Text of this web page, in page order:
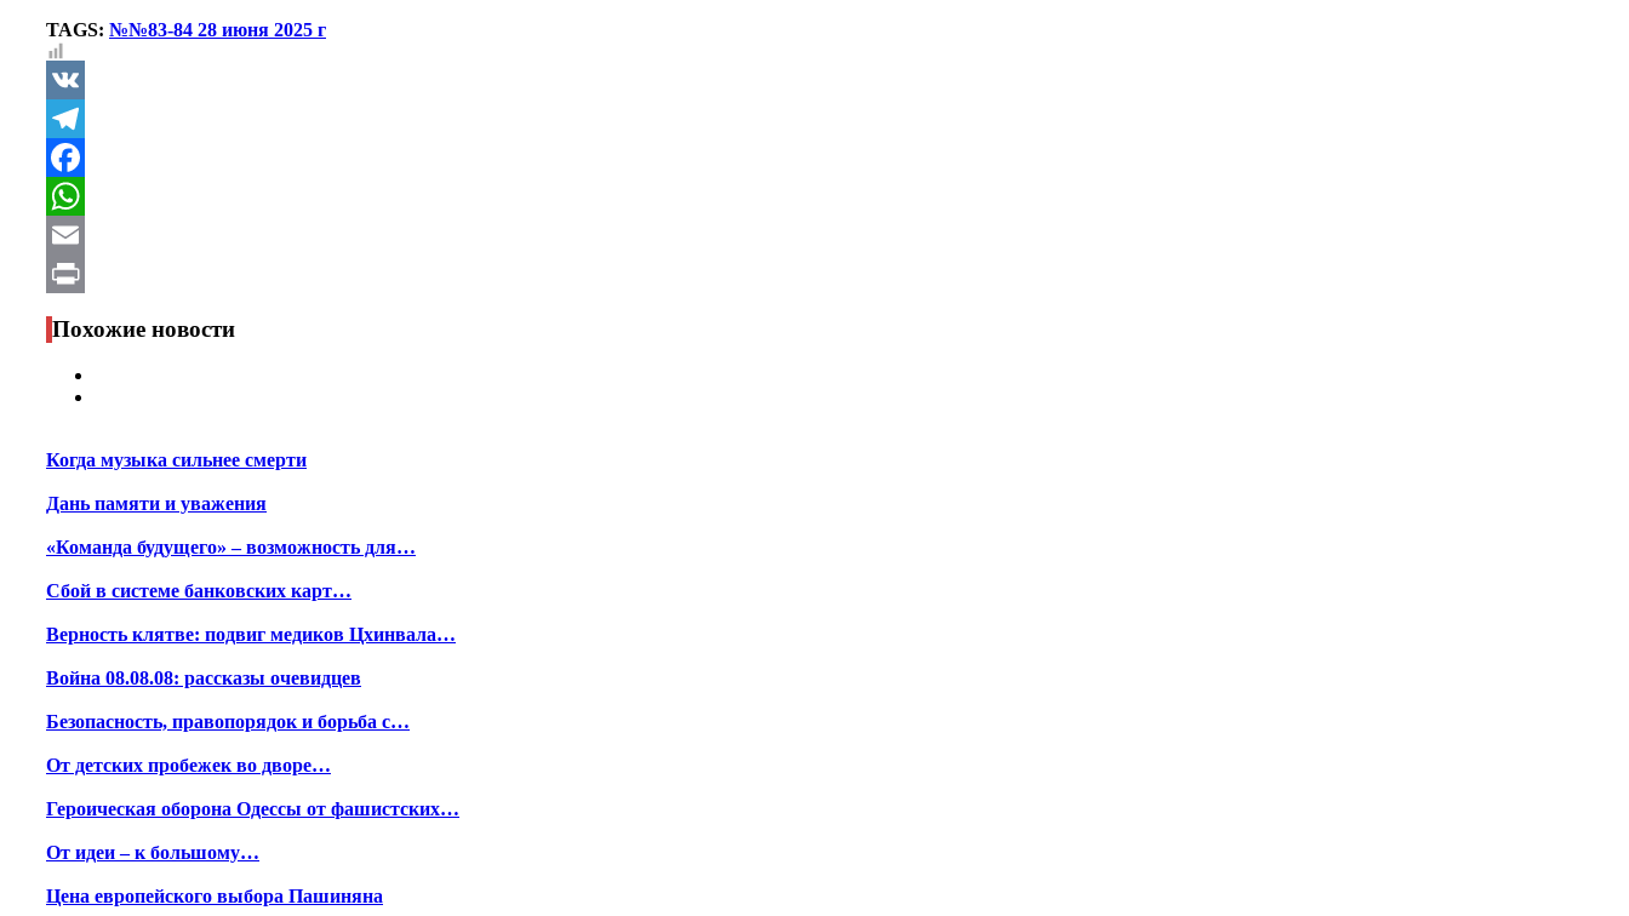
TAGS: №№83-84 28 июня 2025 г
VK
Telegram
Facebook
WhatsApp
Email
Print
Похожие новости
Когда музыка сильнее смерти
Дань памяти и уважения
«Команда будущего» – возможность для…
Сбой в системе банковских карт…
Верность клятве: подвиг медиков Цхинвала…
Война 08.08.08: рассказы очевидцев
Безопасность, правопорядок и борьба с…
От детских пробежек во дворе…
Героическая оборона Одессы от фашистских…
От идеи – к большому…
Цена европейского выбора Пашиняна